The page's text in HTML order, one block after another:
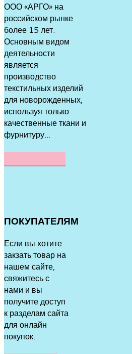
ООО «АРГО» на
российском рынке
более 15 лет.
Основным видом
деятельности
является
производство
текстильных изделий
для новорожденных,
используя только
качественные ткани и
фурнитуру...
ПОКУПАТЕЛЯМ
Если вы хотите
закзать товар на
нашем сайте,
свяжитесь с
нами и вы
получите доступ
к разделам сайта
для онлайн
покупок.